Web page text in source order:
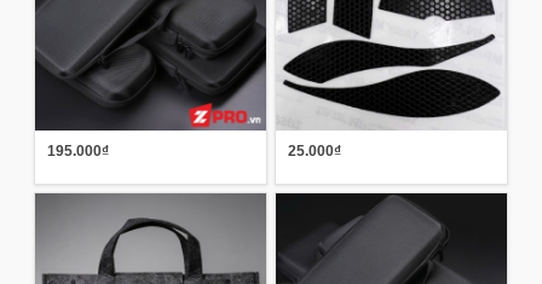
195.000₫ 25.000₫